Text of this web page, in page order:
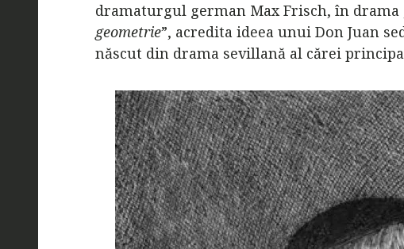
dramaturgul german Max Frisch, în drama
geometrie”, acredita ideea unui Don Juan
născut din drama sevillană al cărei